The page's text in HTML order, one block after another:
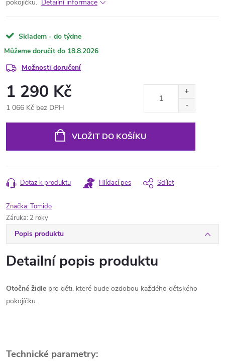
pokojíčku. Detailní informace
Skladem - do týdne
18.8.2026
Možnosti doručení
1 290 Kč
1 066 Kč bez DPH
VLOŽIT DO KOŠÍKU
Dotaz k produktu Hlídací pes Sdílet
Značka:Tomido
Záruka: 2 roky
Popis produktu
Detailní popis produktu
Otočné židle pro děti, které bude ozdobou každého dětského
pokojíčku.
Technické parametry: